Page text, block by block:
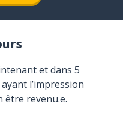
et dans 5
l’impression
être revenu.e.